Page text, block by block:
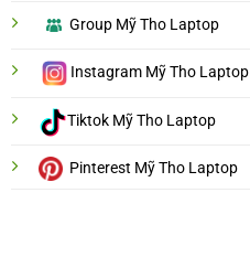
Group Mỹ Tho Laptop
Instagram Mỹ Tho Laptop
Tiktok Mỹ Tho Laptop
Pinterest Mỹ Tho Laptop